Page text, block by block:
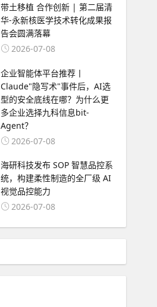
带土移植 合作创新 | 第二届清
华-永新核医学技术转化成果报
告会圆满落幕
2026-07-08
企业智能体平台推荐丨
Claude"隐写术"事件后，AI选
型的安全底线在哪？为什么更
多企业选择九科信息bit-
Agent？
2026-07-08
海研科技发布 SOP 智慧品控系
统，构建柔性制造的全厂级 AI
视觉品控能力
2026-07-08